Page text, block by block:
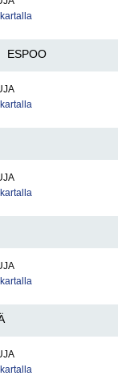
ESPOO